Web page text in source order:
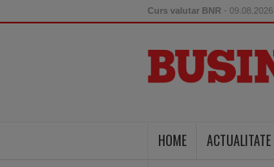
Curs valutar BNR - 09.08.2026
HOME ACTUALITATE